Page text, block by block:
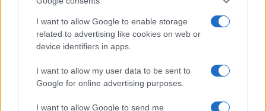
I want to allow Google to enable storage
related to advertising like cookies on web or
device identifiers in apps.
I want to allow my user data to be sent to
Google for online advertising purposes.
I want to allow Google to send me
esoneri dalle tasse universitarie, le borse di
studio, la Carta del Merito da 500 euro. Chi è
valutato con severità paga due volte: perde il
riconoscimento e finanzia, con il proprio rigore, la
munificenza altrui.Lo studente scrupoloso del